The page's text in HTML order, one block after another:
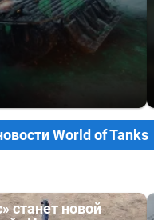
World of Tanks
станет новой